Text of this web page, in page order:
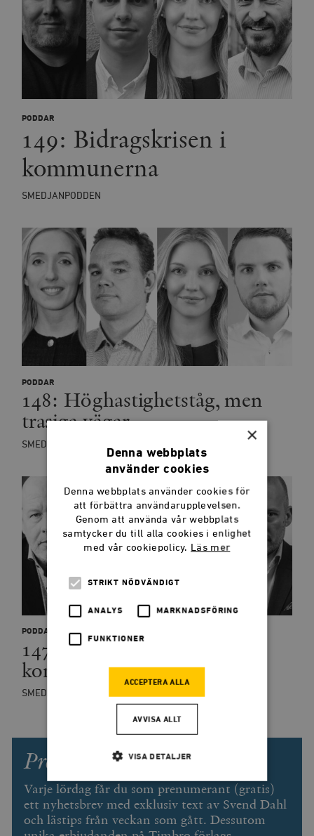
PODDAR
149: Bidragskrisen i
kommunerna
SMEDJANPODDEN
PODDAR
148: Höghastighetståg, men
trasiga vägar
SMEDJANPODDEN
PODDAR
147: Vänsterpartiet
kommunisterna?
SMEDJANPODDEN
Prenumerera på Smedjan!
Varje lördag får du som prenumerant (gratis)
ett nyhetsbrev med exklusiv text av Svend Dahl
och lästips från veckan som gått. Dessutom
×
Denna webbplats
använder cookies
Denna webbplats använder cookies för
att förbättra användarupplevelsen.
Genom att använda vår webbplats
samtycker du till alla cookies i enlighet
med vår cookiepolicy. Läs mer
STRIKT NÖDVÄNDIGT
ANALYS MARKNADSFÖRING
FUNKTIONER
ACCEPTERA ALLA
AVVISA ALLT
VISA DETALJER
Strikt nödvändigt Analys
Marknadsföring Funktioner